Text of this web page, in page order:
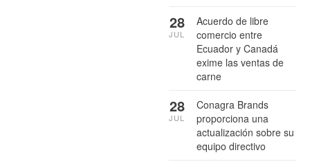
Acuerdo de libre
comercio entre
Ecuador y Canadá
exime las ventas de
carne
28
JUL
Conagra Brands
proporciona una
actualización sobre su
equipo directivo
28
JUL